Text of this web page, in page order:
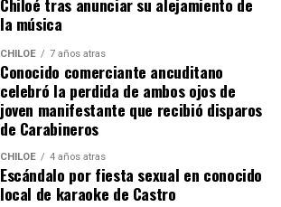
Chiloé tras anunciar su alejamiento de
la música
CHILOE 7 años atras
Conocido comerciante ancuditano
celebró la perdida de ambos ojos de
joven manifestante que recibió disparos
de Carabineros
CHILOE 4 años atras
Escándalo por fiesta sexual en conocido
local de karaoke de Castro